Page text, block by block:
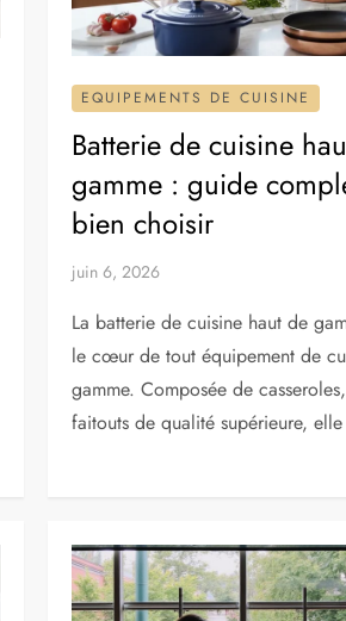
EQUIPEMENTS DE CUISINE
Batterie de cuisine
gamme : guide
bien choisir
juin 6, 2026
La batterie de cuisine haut de
le cœur de tout équipement de
gamme. Composée de
faitouts de qualité supérieure,